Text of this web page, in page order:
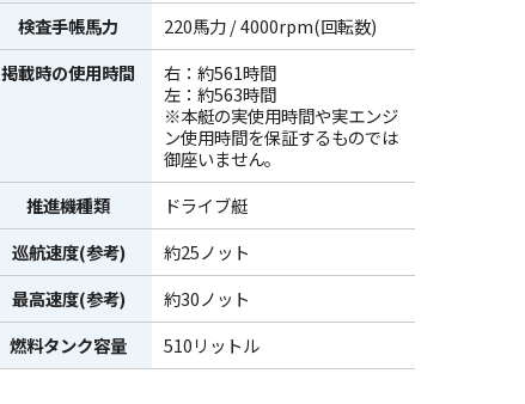
検査手帳馬力
220馬力 / 4000rpm(回転数)
掲載時の使用時間
右：約561時間
左：約563時間
※本艇の実使用時間や実エンジ
ン使用時間を保証するものでは
御座いません。
推進機種類
ドライブ艇
巡航速度(参考)
約25ノット
最高速度(参考)
約30ノット
燃料タンク容量
510リットル